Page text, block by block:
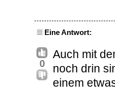
Eine Antwort:
0
Auch mit
noch drin
einem